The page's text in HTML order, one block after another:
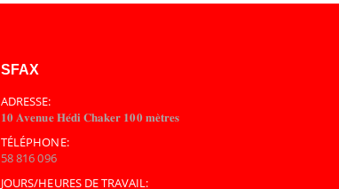
SFAX
ADRESSE:
𝟏𝟎 𝐀𝐯𝐞𝐧𝐮𝐞 𝐇𝐞́𝐝𝐢 𝐂𝐡𝐚𝐤𝐞𝐫 𝟏𝟎𝟎 𝐦𝐞̀𝐭𝐫𝐞𝐬
TÉLÉPHONE:
58 816 096
JOURS/HEURES DE TRAVAIL: